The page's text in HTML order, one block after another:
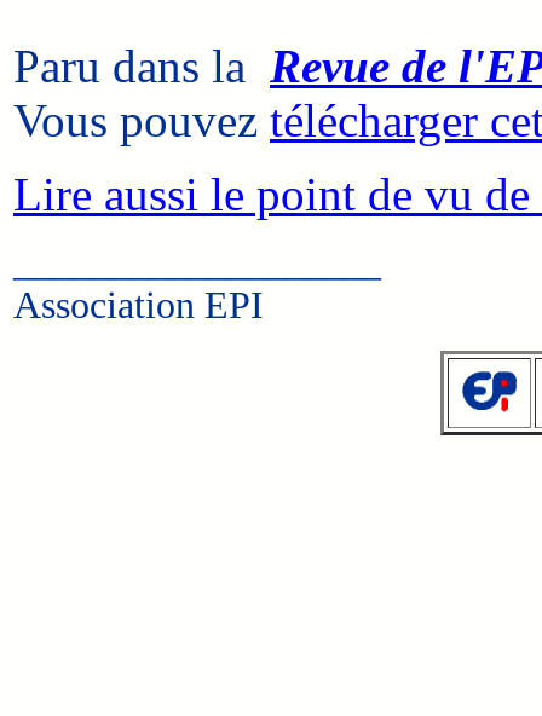
Paru dans la Revue de
Vous pouvez télécharger
Lire aussi le point de vu de
Association EPI